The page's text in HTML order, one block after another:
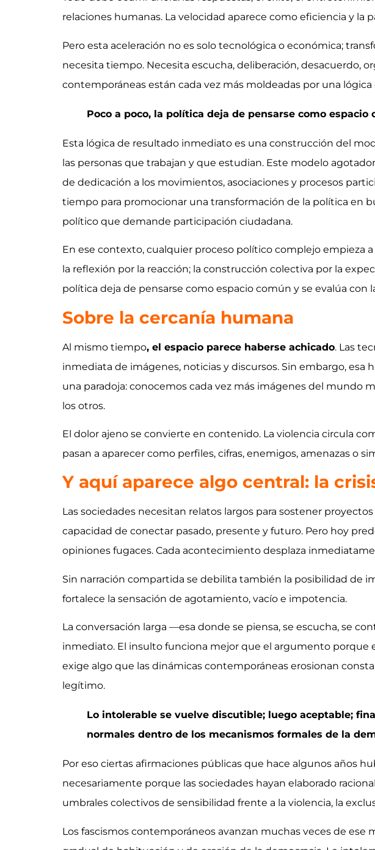
relaciones humanas. La velocidad aparece como eficiencia y la
Pero esta aceleración no es solo tecnológica o económica;
necesita tiempo. Necesita escucha, deliberación, desacuerdo,
contemporáneas están cada vez más moldeadas por una
Poco a poco, la política deja de pensarse como
Esta lógica de resultado inmediato es una construcción del
las personas que trabajan y que estudian. Este modelo
de dedicación a los movimientos, asociaciones y procesos
tiempo para promocionar una transformación de la política en
político que demande participación ciudadana.
En ese contexto, cualquier proceso político complejo empieza
la reflexión por la reacción; la construcción colectiva por la
política deja de pensarse como espacio común y se evalúa
Sobre la cercanía humana
Al mismo tiempo, el espacio parece haberse achicado. Las
inmediata de imágenes, noticias y discursos. Sin embargo,
una paradoja: conocemos cada vez más imágenes del mundo
los otros.
El dolor ajeno se convierte en contenido. La violencia circula
pasan a aparecer como perfiles, cifras, enemigos, amenazas o
Y aquí aparece algo central: la
Las sociedades necesitan relatos largos para sostener
capacidad de conectar pasado, presente y futuro. Pero hoy
opiniones fugaces. Cada acontecimiento desplaza
Sin narración compartida se debilita también la posibilidad de
fortalece la sensación de agotamiento, vacío e impotencia.
La conversación larga —esa donde se piensa, se escucha, se
inmediato. El insulto funciona mejor que el argumento porque
exige algo que las dinámicas contemporáneas erosionan
legítimo.
Lo intolerable se vuelve discutible; luego aceptable;
normales dentro de los mecanismos formales de la
Por eso ciertas afirmaciones públicas que hace algunos años
necesariamente porque las sociedades hayan elaborado
umbrales colectivos de sensibilidad frente a la violencia, la
Los fascismos contemporáneos avanzan muchas veces de